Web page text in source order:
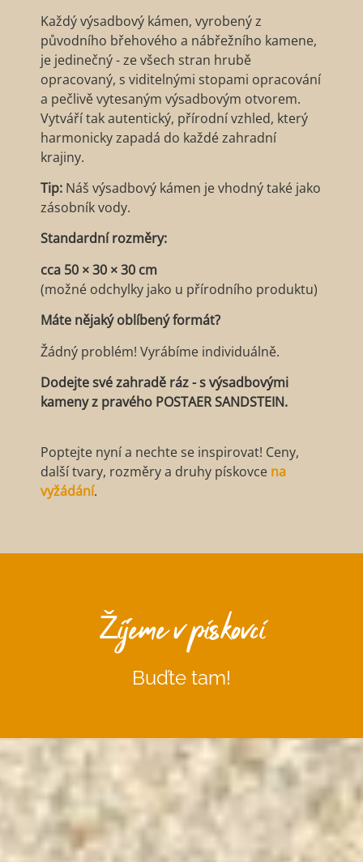
Každý výsadbový kámen, vyrobený z
původního břehového a nábřežního kamene,
je jedinečný - ze všech stran hrubě
opracovaný, s viditelnými stopami opracování
a pečlivě vytesaným výsadbovým otvorem.
Vytváří tak autentický, přírodní vzhled, který
harmonicky zapadá do každé zahradní
krajiny.
Tip: Náš výsadbový kámen je vhodný také jako
zásobník vody.
Standardní rozměry:
cca 50 × 30 × 30 cm
(možné odchylky jako u přírodního produktu)
Máte nějaký oblíbený formát?
Žádný problém! Vyrábíme individuálně.
Dodejte své zahradě ráz - s výsadbovými
kameny z pravého POSTAER SANDSTEIN.
Poptejte nyní a nechte se inspirovat! Ceny,
další tvary, rozměry a druhy pískovce na
vyžádání.
Žijeme v pískovci
Buďte tam!